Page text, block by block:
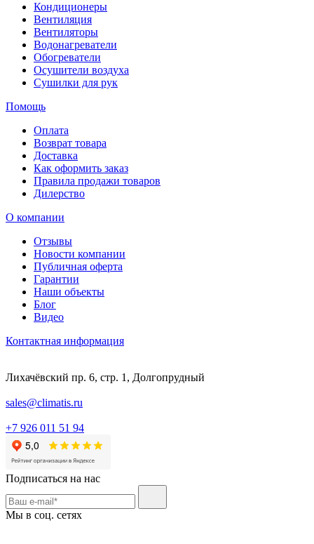
Кондиционеры
Вентиляция
Вентиляторы
Водонагреватели
Обогреватели
Осушители воздуха
Сушилки для рук
Помощь
Оплата
Возврат товара
Доставка
Как оформить заказ
Правила продажи товаров
Дилерство
О компании
Отзывы
Новости компании
Публичная оферта
Гарантии
Наши объекты
Блог
Видео
Контактная информация
Лихачёвский пр. 6, стр. 1, Долгопрудный
sales@climatis.ru
+7 926 011 51 94
Подписаться на нас
Мы в соц. сетях